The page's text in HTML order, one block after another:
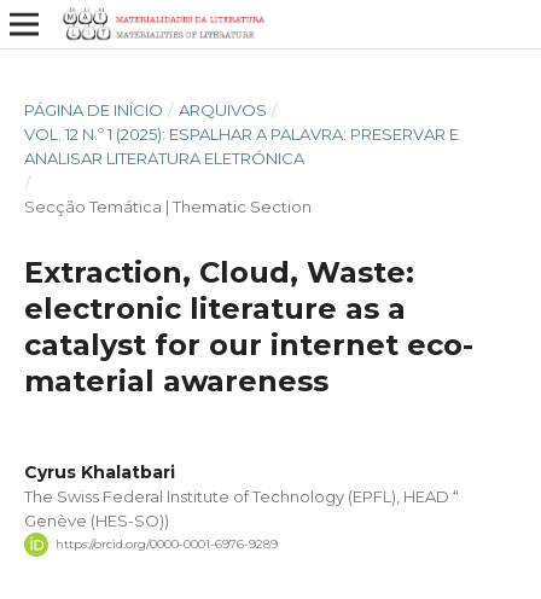
PÁGINA DE INÍCIO / ARQUIVOS /
VOL. 12 N.º 1 (2025): ESPALHAR A PALAVRA: PRESERVAR E
ANALISAR LITERATURA ELETRÓNICA
/
Secção Temática | Thematic Section
Extraction, Cloud, Waste:
electronic literature as a
catalyst for our internet eco-
material awareness
Cyrus Khalatbari
The Swiss Federal Institute of Technology (EPFL), HEAD “
Genève (HES-SO))
https://orcid.org/0000-0001-6976-9289